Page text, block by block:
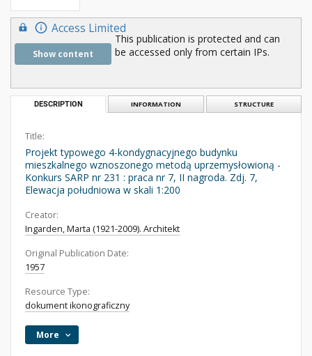
Access Limited
Show content
This publication is protected and can
be accessed only from certain IPs.
DESCRIPTION INFORMATION STRUCTURE
Title:
Projekt typowego 4-kondygnacyjnego budynku
mieszkalnego wznoszonego metodą uprzemysłowioną -
Konkurs SARP nr 231 : praca nr 7, II nagroda. Zdj. 7,
Elewacja południowa w skali 1:200
Creator:
Ingarden, Marta (1921-2009). Architekt
Original Publication Date:
1957
Resource Type:
dokument ikonograficzny
More